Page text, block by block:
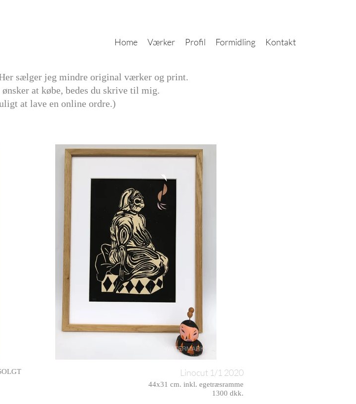
Home Værker Profil Formidling Kontakt
sælger jeg mindre original værker og print.
at købe, bedes du skrive til mig.
at lave en online ordre.)
Linocut 1/1 2020
44x31 cm. inkl. egetræsramme
1300 dkk.